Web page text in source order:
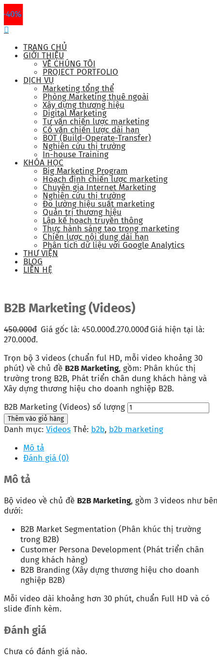
TRANG CHỦ
GIỚI THIỆU
VỀ CHÚNG TÔI
PROJECT PORTFOLIO
DỊCH VỤ
Marketing tổng thể
Phòng Marketing thuê ngoài
Xây dựng thương hiệu
Digital Marketing
Tư vấn chiến lược marketing
Cố vấn chiến lược dài hạn
BOT (Build-Operate-Transfer)
Nghiên cứu thị trường
In-house Training
KHÓA HỌC
Big Marketing Program
Hoạch định chiến lược marketing
Chuyên gia Internet Marketing
Nghiên cứu thị trường
Đo lường hiệu suất marketing
Quản trị thương hiệu
Lập kế hoạch truyền thông
Thực hành sáng tạo trong marketing
Chiến lược nội dung dài hạn
Phân tích dữ liệu với Google Analytics
THƯ VIỆN
BLOG
LIÊN HỆ
-40%
B2B Marketing (Videos)
450.000đ Giá gốc là: 450.000đ.270.000đGiá hiện tại là:
270.000đ.
Trọn bộ 3 videos (chuẩn ful HD, mỗi video khoảng 30
phút) về chủ đề B2B Marketing, gồm: Phân khúc thị
trường trong B2B, Phát triển chân dung khách hàng và
Xây dựng thương hiệu cho doanh nghiệp B2B.
B2B Marketing (Videos) số lượng
Thêm vào giỏ hàng
Danh mục: Videos Thẻ: b2b, b2b marketing
Mô tả
Đánh giá (0)
Mô tả
Bộ video về chủ đề B2B Marketing, gồm 3 videos như
dưới:
B2B Market Segmentation (Phân khúc thị trường
trong B2B)
Customer Persona Development (Phát triển chân
dung khách hàng)
B2B Branding (Xây dựng thương hiệu cho doanh
nghiệp B2B)
Mỗi video dài khoảng hơn 30 phút, chuẩn Full HD và có
slide đính kèm.
Đánh giá
Chưa có đánh giá nào.
-50%
-50%
-40%